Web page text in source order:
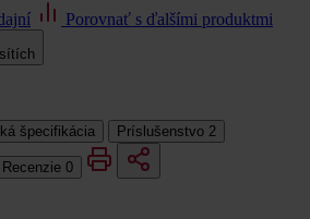
Porovnať s ďalšími produktmi
špecifikácia Príslušenstvo 2
Recenzie 0